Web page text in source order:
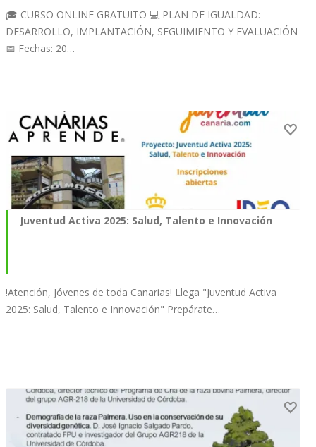
🎓 CURSO ONLINE GRATUITO 💻 PLAN DE IGUALDAD:
DESARROLLO, IMPLANTACIÓN, SEGUIMIENTO Y EVALUACIÓN
📅 Fechas: 20…
Juventud Activa 2025: Salud, Talento e Innovación
!Atención, Jóvenes de toda Canarias! Llega "Juventud Activa
2025: Salud, Talento e Innovación" Prepárate…